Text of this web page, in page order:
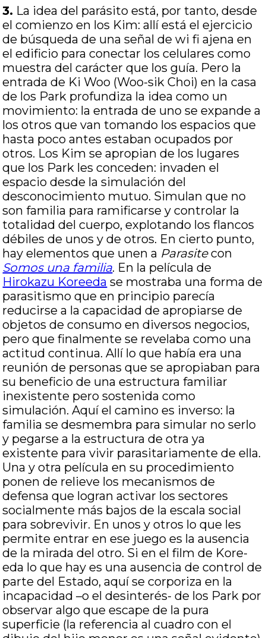
3. La idea del parásito está, por tanto, desde
el comienzo en los Kim: allí está el ejercicio
de búsqueda de una señal de wi fi ajena en
el edificio para conectar los celulares como
muestra del carácter que los guía. Pero la
entrada de Ki Woo (Woo-sik Choi) en la casa
de los Park profundiza la idea como un
movimiento: la entrada de uno se expande a
los otros que van tomando los espacios que
hasta poco antes estaban ocupados por
otros. Los Kim se apropian de los lugares
que los Park les conceden: invaden el
espacio desde la simulación del
desconocimiento mutuo. Simulan que no
son familia para ramificarse y controlar la
totalidad del cuerpo, explotando los flancos
débiles de unos y de otros. En cierto punto,
hay elementos que unen a Parasitecon
Somos una familia. En la película de
Hirokazu Koreeda se mostraba una forma de
parasitismo que en principio parecía
reducirse a la capacidad de apropiarse de
objetos de consumo en diversos negocios,
pero que finalmente se revelaba como una
actitud continua. Allí lo que había era una
reunión de personas que se apropiaban para
su beneficio de una estructura familiar
inexistente pero sostenida como
simulación. Aquí el camino es inverso: la
familia se desmembra para simular no serlo
y pegarse a la estructura de otra ya
existente para vivir parasitariamente de ella.
Una y otra película en su procedimiento
ponen de relieve los mecanismos de
defensa que logran activar los sectores
socialmente más bajos de la escala social
para sobrevivir. En unos y otros lo que les
permite entrar en ese juego es la ausencia
de la mirada del otro. Si en el film de Kore-
eda lo que hay es una ausencia de control de
parte del Estado, aquí se corporiza en la
incapacidad –o el desinterés- de los Park por
observar algo que escape de la pura
superficie (la referencia al cuadro con el